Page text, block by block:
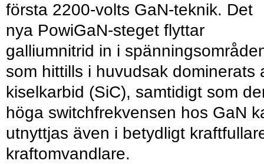
första 2200-volts GaN-teknik. Det
nya PowiGaN-steget flyttar
galliumnitrid in i
som hittills i huvudsak dominerats
kiselkarbid (SiC), samtidigt som
höga switchfrekvensen hos GaN
utnyttjas även i betydligt
kraftomvandlare.